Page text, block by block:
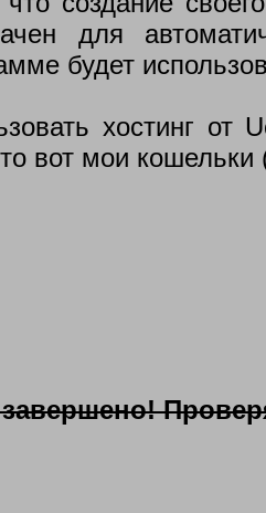
для
будет
хостинг
вот мои